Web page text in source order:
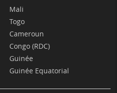
Mali
Togo
Cameroun
Congo (RDC)
Guinée
Guinée Equatorial